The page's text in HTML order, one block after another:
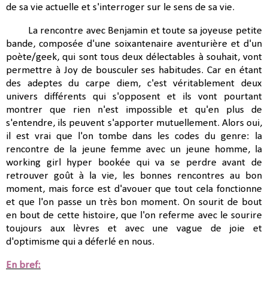
de sa vie actuelle et s'interroger sur le sens de sa vie.
La rencontre avec Benjamin et toute sa joyeuse petite
bande, composée d'une soixantenaire aventurière et d'un
poète/geek, qui sont tous deux délectables à souhait, vont
permettre à Joy de bousculer ses habitudes. Car en étant
des adeptes du carpe diem, c'est véritablement deux
univers différents qui s'opposent et ils vont pourtant
montrer que rien n'est impossible et qu'en plus de
s'entendre, ils peuvent s'apporter mutuellement. Alors oui,
il est vrai que l'on tombe dans les codes du genre: la
rencontre de la jeune femme avec un jeune homme, la
working girl hyper bookée qui va se perdre avant de
retrouver goût à la vie, les bonnes rencontres au bon
moment, mais force est d'avouer que tout cela fonctionne
et que l'on passe un très bon moment. On sourit de bout
en bout de cette histoire, que l'on referme avec le sourire
toujours aux lèvres et avec une vague de joie et
d'optimisme qui a déferlé en nous.
En bref: